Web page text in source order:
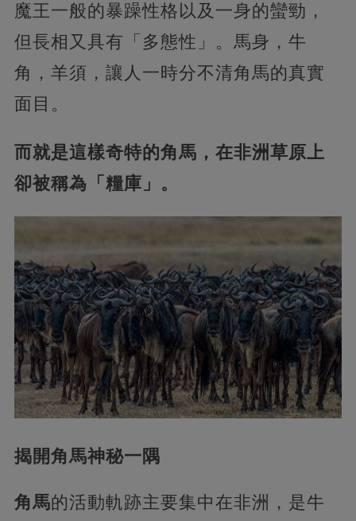
魔王一般的暴躁性格以及一身的蠻勁，
但長相又具有「多態性」。馬身，牛
角，羊須，讓人一時分不清角馬的真實
面目。
而就是這樣奇特的角馬，在非洲草原上
卻被稱為「糧庫」。
揭開角馬神秘一隅
角馬的活動軌跡主要集中在非洲，是牛